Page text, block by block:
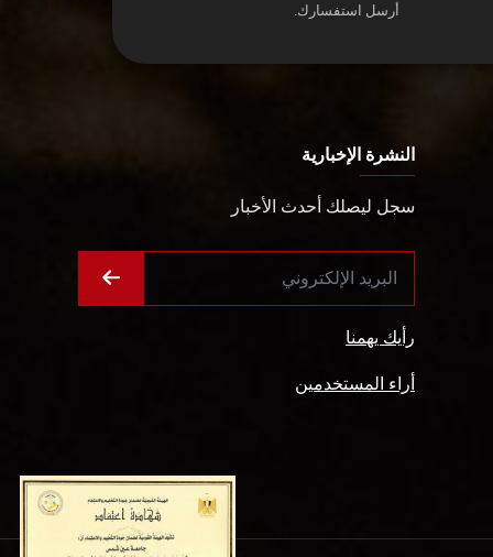
أرسل استفسارك.
النشرة الإخبارية
سجل ليصلك أحدث الأخبار
رأيك يهمنا
أراء المستخدمين